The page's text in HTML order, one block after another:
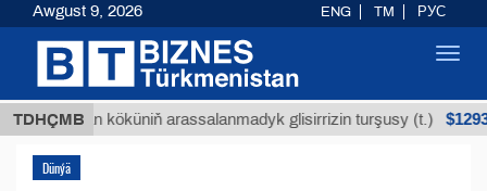
TDHÇMBköküniň arassalanmadyk glisirrizin turşusy (t.) $12935,18
Dünýä
Awgust 9, 2026 ENG TM РУС